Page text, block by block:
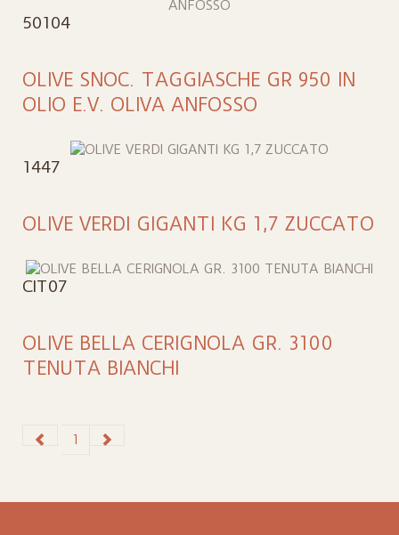
50104
OLIVE SNOC. TAGGIASCHE GR 950 IN
OLIO E.V. OLIVA ANFOSSO
1447
OLIVE VERDI GIGANTI KG 1,7 ZUCCATO
CIT07
OLIVE BELLA CERIGNOLA GR. 3100
TENUTA BIANCHI
1